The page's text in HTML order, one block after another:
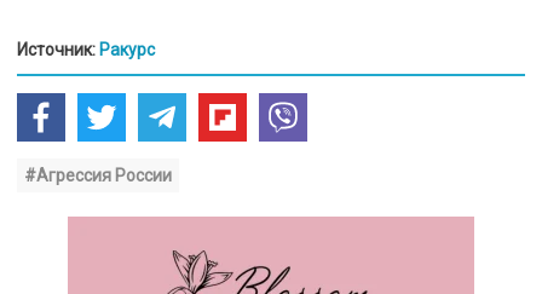
Источник: Ракурс
#Агрессия России